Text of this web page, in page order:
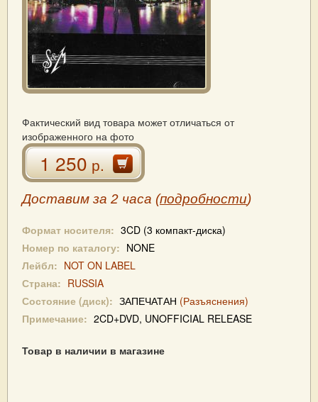
Фактический вид товара может отличаться от
изображенного на фото
1 250р.
Доставим за 2 часа (подробности)
Формат носителя: 3CD (3 компакт-диска)
Номер по каталогу: NONE
Лейбл: NOT ON LABEL
Страна: RUSSIA
Состояние (диск): ЗАПЕЧАТАН (Разъяснения)
Примечание: 2CD+DVD, UNOFFICIAL RELEASE
Товар в наличии в магазине